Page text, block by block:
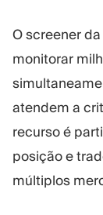
O screener
monitorar
atendem a
recurso é
posição e
múltiplos